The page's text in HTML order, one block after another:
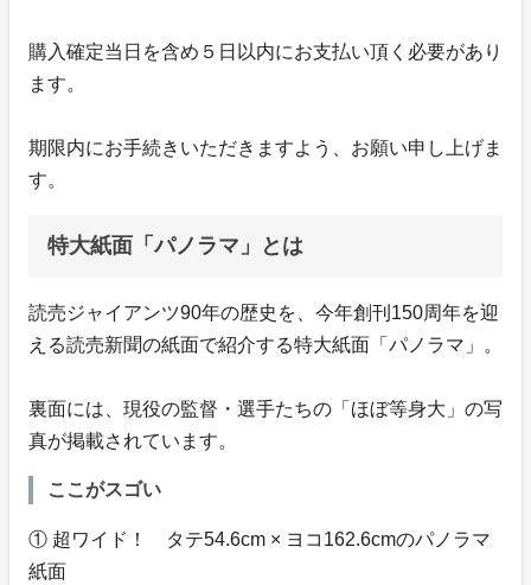
購入確定当日を含め５日以内にお支払い頂く必要があり
ます。
期限内にお手続きいただきますよう、お願い申し上げま
す。
特大紙面「パノラマ」とは
読売ジャイアンツ90年の歴史を、今年創刊150周年を迎
える読売新聞の紙面で紹介する特大紙面「パノラマ」。
裏面には、現役の監督・選手たちの「ほぼ等身大」の写
真が掲載されています。
ここがスゴい
① 超ワイド！ タテ54.6cm × ヨコ162.6cmのパノラマ
紙面